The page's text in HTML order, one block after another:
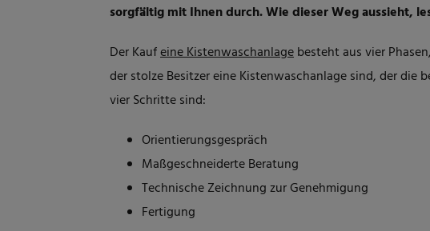
sorgfältig mit Ihnen durch. Wie dieser Weg aussieht,
Der KaufeineKistenwaschanlagebesteht aus vier
der stolze Besitzer eineKistenwaschanlagesind, der die
vier Schritte sind:
Orientierungsgespräch
Maßgeschneiderte Beratung
Technische Zeichnung zur Genehmigung
Fertigung